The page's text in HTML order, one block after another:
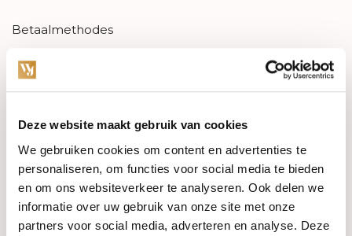
Deze website maakt gebruik van cookies
We gebruiken cookies om content en advertenties te
personaliseren, om functies voor social media te bieden
en om ons websiteverkeer te analyseren. Ook delen we
informatie over uw gebruik van onze site met onze
partners voor social media, adverteren en analyse. Deze
Betaalmethodes
Sitemap
Categorieën
Horloges
Juwelen
Trouwringen